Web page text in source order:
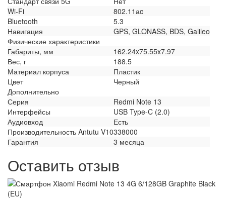
Wi-Fi
802.11аc
Bluetooth
5.3
Навигация
GPS, GLONASS, BDS, Galileo
Физические характеристики
Габариты, мм
162.24x75.55x7.97
Вес, г
188.5
Материал корпуса
Пластик
Цвет
Черный
Дополнительно
Серия
Redmi Note 13
Интерфейсы
USB Type-C (2.0)
Аудиовход
Есть
Производительность Antutu V10338000
Гарантия
3 месяца
Оставить отзыв